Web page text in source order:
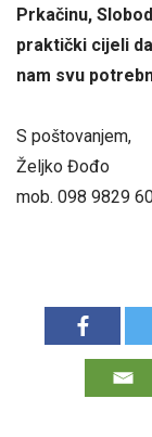
Prkačinu,
praktički cijeli
nam svu
S poštovanjem,
Željko Đođo
mob. 098 9829